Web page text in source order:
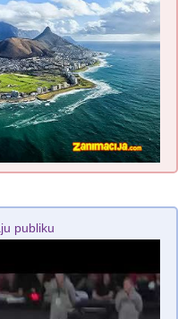
publiku